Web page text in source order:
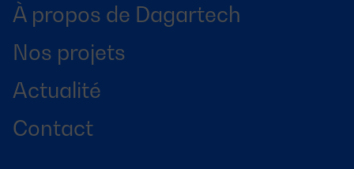
À propos de Dagartech
Nos projets
Actualité
Contact